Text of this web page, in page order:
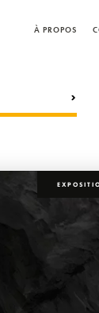
À PROPOS